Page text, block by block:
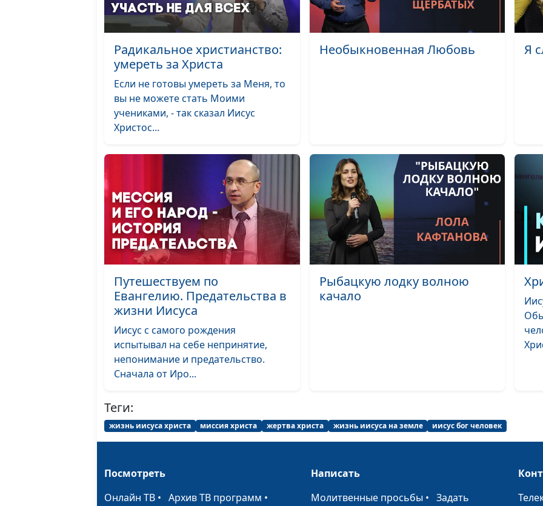
Господь нас
в этот мир
Перед Тобой
Отец Благой, Ты
Свет и Жизнь
Лето Божие
Я люблю Тебя,
Так иногда
Сойди, Святой
Снег отражает
Радикальное христианство:
умереть за Христа
Если не готовы умереть за Меня, то
вы не можете стать Моими
учениками, - так сказал Иисус
Христос...
Необыкновенная Любовь Я
Путешествуем по
Евангелию. Предательства в
жизни Иисуса
Иисус с самого рождения
испытывал на себе непринятие,
непонимание и предательство.
Сначала от Иро...
Рыбацкую лодку волною
качало
Теги:
жизнь иисуса христа миссия христа жертва христа жизнь иисуса на земле иисус бог человек
Посмотреть
Онлайн ТВ • Архив ТВ программ •
Написать
Молитвенные просьбы •Задать